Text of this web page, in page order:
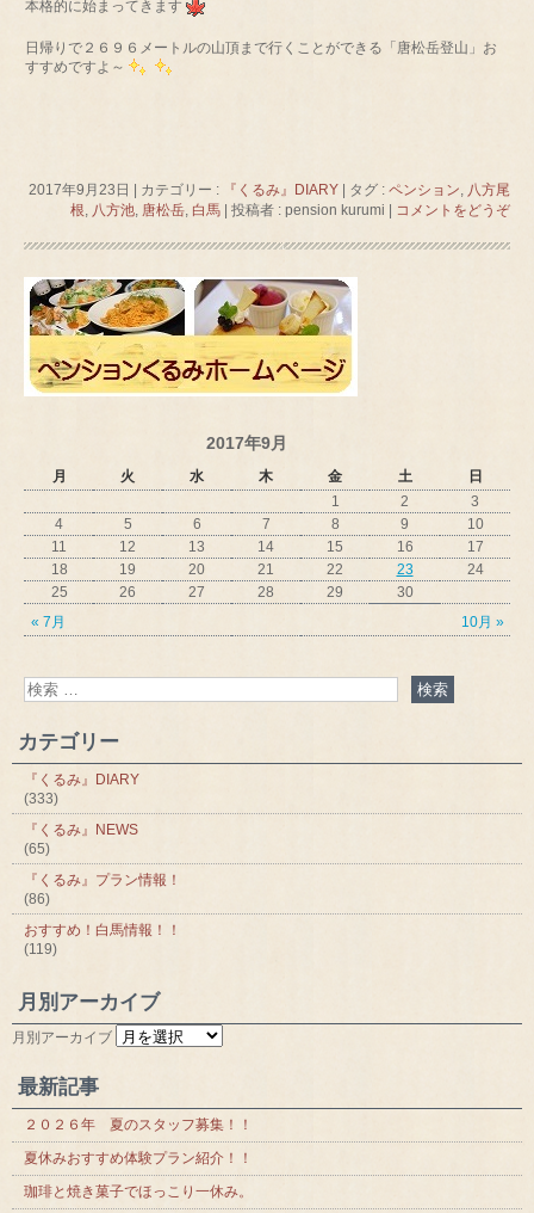
本格的に始まってきます
日帰りで２６９６メートルの山頂まで行くことができる「唐松岳登山」お
すすめですよ～
2017年9月23日 | カテゴリー : 『くるみ』DIARY | タグ : ペンション
八方尾
根
八方池 唐松岳 白馬 | 投稿者 : pension kurumi | コメントをどうぞ
2017年9月
月 火 水 木 金 土 日
« 7月 10月 »
1 2
3
4
5 6 7 8 9
10
11
12 13 14 15 16
17
18
19 20 21 22 23
24
25
26 27 28 29 30
カテゴリー
『くるみ』DIARY
(333)
『くるみ』NEWS
(65)
『くるみ』プラン情報！
(86)
おすすめ！白馬情報！！
(119)
月別アーカイブ
月別アーカイブ
最新記事
２０２６年 夏のスタッフ募集！！
夏休みおすすめ体験プラン紹介！！
珈琲と焼き菓子でほっこり一休み。